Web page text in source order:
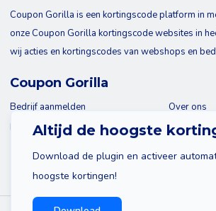
Altijd de hoogste
Download de plugin en activeer
hoogste kortingen!
Coupon Gorilla is een kortingscode platform in
onze Coupon Gorilla kortingscode websites in
wij acties en kortingscodes van webshops en
Coupon Gorilla
Bedrijf aanmelden
Blog
Over ons
Contact